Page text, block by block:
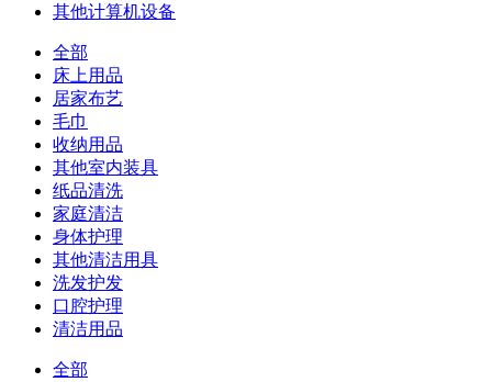
其他计算机设备
全部
床上用品
居家布艺
毛巾
收纳用品
其他室内装具
纸品清洗
家庭清洁
身体护理
其他清洁用具
洗发护发
口腔护理
清洁用品
全部